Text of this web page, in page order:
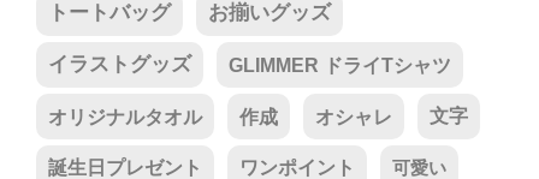
トートバッグ お揃いグッズ
イラストグッズ GLIMMER ドライTシャツ
オリジナルタオル 作成 オシャレ 文字
誕生日プレゼント ワンポイント 可愛い